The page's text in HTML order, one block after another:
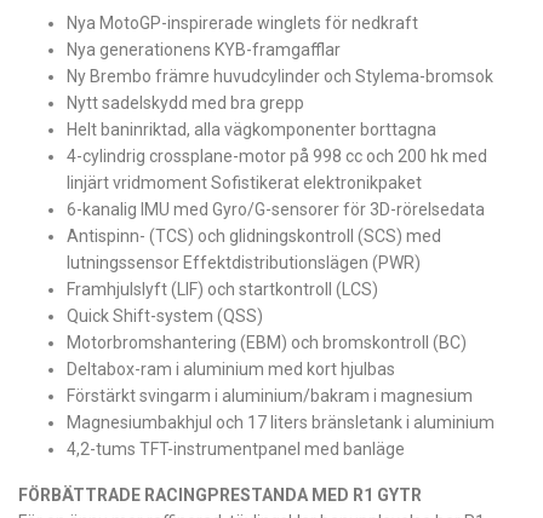
Nya MotoGP-inspirerade winglets för nedkraft
Nya generationens KYB-framgafflar
Ny Brembo främre huvudcylinder och Stylema-bromsok
Nytt sadelskydd med bra grepp
Helt baninriktad, alla vägkomponenter borttagna
4-cylindrig crossplane-motor på 998 cc och 200 hk med
linjärt vridmoment Sofistikerat elektronikpaket
6-kanalig IMU med Gyro/G-sensorer för 3D-rörelsedata
Antispinn- (TCS) och glidningskontroll (SCS) med
lutningssensor Effektdistributionslägen (PWR)
Framhjulslyft (LIF) och startkontroll (LCS)
Quick Shift-system (QSS)
Motorbromshantering (EBM) och bromskontroll (BC)
Deltabox-ram i aluminium med kort hjulbas
Förstärkt svingarm i aluminium/bakram i magnesium
Magnesiumbakhjul och 17 liters bränsletank i aluminium
4,2-tums TFT-instrumentpanel med banläge
FÖRBÄTTRADE RACINGPRESTANDA MED R1 GYTR